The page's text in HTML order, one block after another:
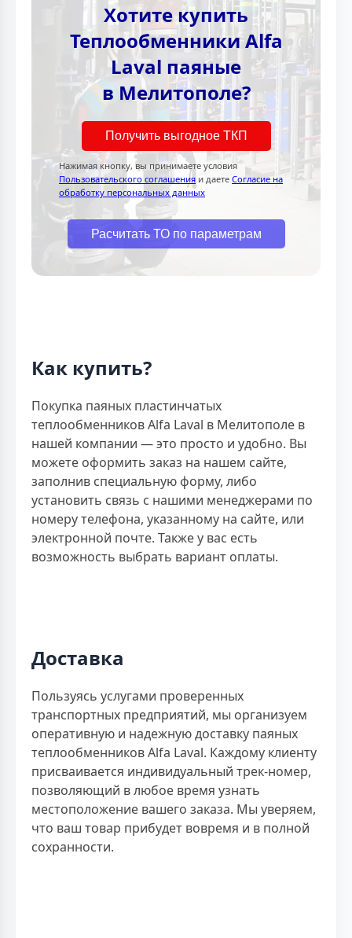
Хотите купить
Теплообменники Alfa
Laval паяные
в Мелитополе?
Получить выгодное ТКП
Нажимая кнопку, вы принимаете условия
Пользовательского соглашения и даете Согласие на
обработку персональных данных
Расчитать ТО по параметрам
Как купить?
Покупка паяных пластинчатых
теплообменников Alfa Laval в Мелитополе в
нашей компании — это просто и удобно. Вы
можете оформить заказ на нашем сайте,
заполнив специальную форму, либо
установить связь с нашими менеджерами по
номеру телефона, указанному на сайте, или
электронной почте. Также у вас есть
возможность выбрать вариант оплаты.
Доставка
Пользуясь услугами проверенных
транспортных предприятий, мы организуем
оперативную и надежную доставку паяных
теплообменников Alfa Laval. Каждому клиенту
присваивается индивидуальный трек-номер,
позволяющий в любое время узнать
местоположение вашего заказа. Мы уверяем,
что ваш товар прибудет вовремя и в полной
сохранности.